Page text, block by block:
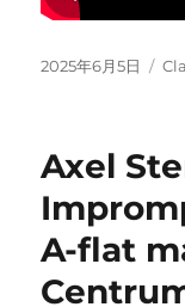
Posted
2025年6月5日
Axel
A-flat